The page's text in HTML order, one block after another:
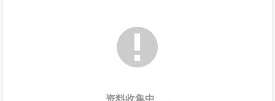

资料收集中......